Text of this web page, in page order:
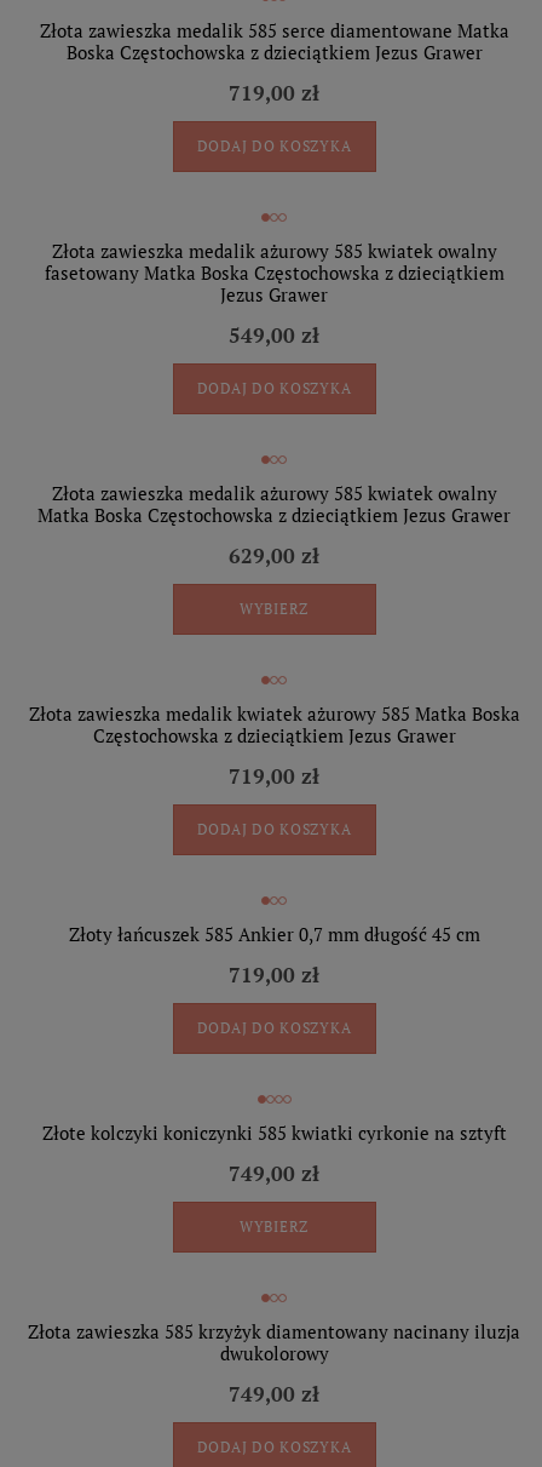
Złota zawieszka medalik 585 serce diamentowane Matka
Boska Częstochowska z dzieciątkiem Jezus Grawer
719,00 zł
DODAJ DO KOSZYKA
Złota zawieszka medalik ażurowy 585 kwiatek owalny
fasetowany Matka Boska Częstochowska z dzieciątkiem
Jezus Grawer
549,00 zł
DODAJ DO KOSZYKA
Złota zawieszka medalik ażurowy 585 kwiatek owalny
Matka Boska Częstochowska z dzieciątkiem Jezus Grawer
629,00 zł
WYBIERZ
Złota zawieszka medalik kwiatek ażurowy 585 Matka Boska
Częstochowska z dzieciątkiem Jezus Grawer
719,00 zł
DODAJ DO KOSZYKA
Złoty łańcuszek 585 Ankier 0,7 mm długość 45 cm
719,00 zł
DODAJ DO KOSZYKA
Złote kolczyki koniczynki 585 kwiatki cyrkonie na sztyft
749,00 zł
WYBIERZ
Złota zawieszka 585 krzyżyk diamentowany nacinany iluzja
dwukolorowy
749,00 zł
DODAJ DO KOSZYKA